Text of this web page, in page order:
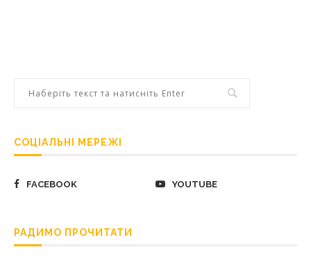
СОЦІАЛЬНІ МЕРЕЖІ
FACEBOOK YOUTUBE
РАДИМО ПРОЧИТАТИ